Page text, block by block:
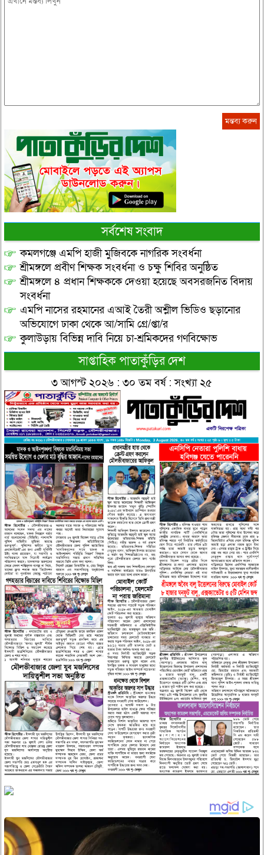
সর্বশেষ সংবাদ
কমলগঞ্জে এমপি হাজী মুজিবকে নাগরিক সংবর্ধনা
শ্রীমঙ্গলে প্রবীণ শিক্ষক সংবর্ধনা ও চক্ষু শিবির অনুষ্ঠিত
শ্রীমঙ্গলে ৪ প্রধান শিক্ষককে দেওয়া হয়েছে অবসরজনিত বিদায়
সংবর্ধনা
এমপি নাসের রহমানের এআই তৈরী অশ্লীল ভিডিও ছড়ানোর
অভিযোগে ঢাকা থেকে আ/সামি গ্রে/প্তা/র
কুলাউড়ায় বিভিন্ন দাবি নিয়ে চা-শ্রমিকদের গণবিক্ষোভ
সাপ্তাহিক পাতাকুঁড়ির দেশ
৩ আগস্ট ২০২৬ : ৩০ তম বর্ষ : সংখ্যা ২৫